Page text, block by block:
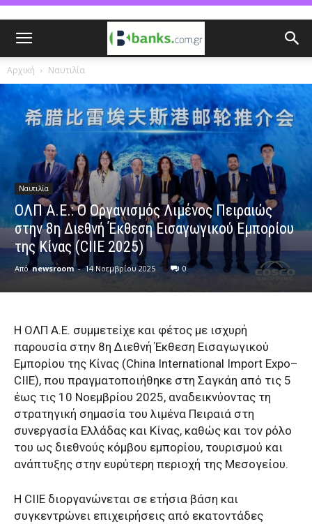
Αρχική Ναυτιλία
Ναυτιλία
ΟΛΠ Α.Ε.: Ο Οργανισμός Λιμένος Πειραιώς
στην 8η Διεθνή Έκθεση Εισαγωγικού Εμπορίου
της Κίνας (CIIE 2025)
Από newsroom - 14 Νοεμβρίου 2025 0
Η ΟΛΠ Α.Ε. συμμετείχε και φέτος με ισχυρή
παρουσία στην 8η Διεθνή Έκθεση Εισαγωγικού
Εμπορίου της Κίνας (China International Import Expo–
CIIE), που πραγματοποιήθηκε στη Σαγκάη από τις 5
έως τις 10 Νοεμβρίου 2025, αναδεικνύοντας τη
στρατηγική σημασία του λιμένα Πειραιά στη
συνεργασία Ελλάδας και Κίνας, καθώς και τον ρόλο
του ως διεθνούς κόμβου εμπορίου, τουρισμού και
ανάπτυξης στην ευρύτερη περιοχή της Μεσογείου.
Η CIIE διοργανώνεται σε ετήσια βάση και
συγκεντρώνει επιχειρήσεις από εκατοντάδες